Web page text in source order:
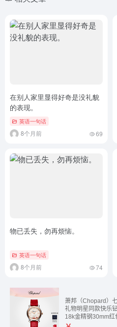
在别人家里显得好奇是没礼貌
的表现。
英语一句话
8个月前 69
物已丢失，勿再烦恼。
英语一句话
8个月前 74